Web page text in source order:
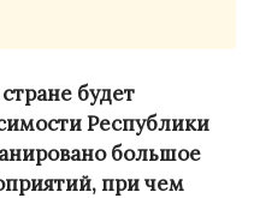
будет
Республики
большое
при чем